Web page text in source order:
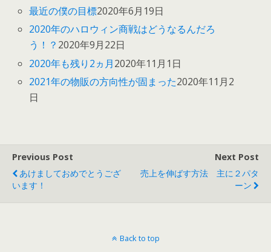
最近の僕の目標2020年6月19日
2020年のハロウィン商戦はどうなるんだろ
う！？ 2020年9月22日
2020年も残り2ヵ月2020年11月1日
2021年の物販の方向性が固まった2020年11月2
日
Previous Post
あけましておめでとうござ
います！
Next Post
売上を伸ばす方法 主に２パタ
ーン
Back to top